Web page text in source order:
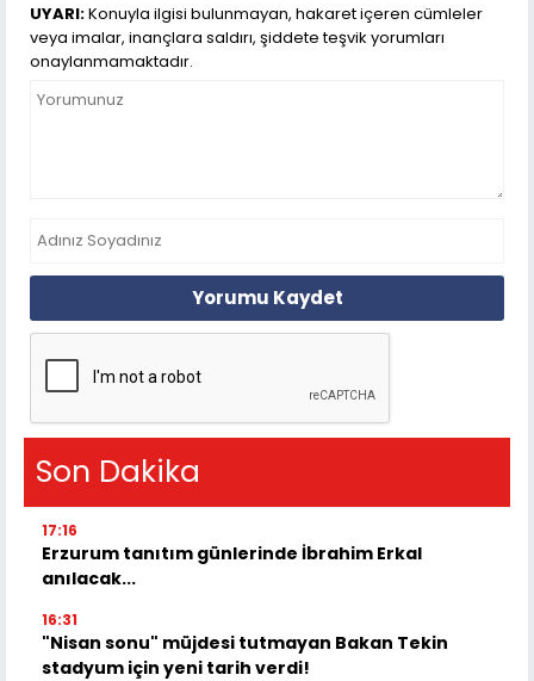
UYARI:Konuyla ilgisi bulunmayan, hakaret içeren cümleler
veya imalar, inançlara saldırı, şiddete teşvik yorumları
onaylanmamaktadır.
Yorumu Kaydet
Son Dakika
17:16
Erzurum tanıtım günlerinde İbrahim Erkal
anılacak...
16:31
"Nisan sonu" müjdesi tutmayan Bakan Tekin
stadyum için yeni tarih verdi!